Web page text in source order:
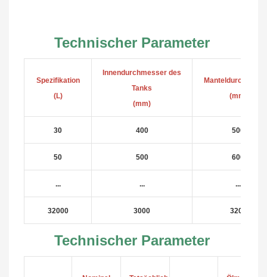
Technischer Parameter
Spezifikation
(L)
Innendurchmesser des
Tanks
(mm)
(mm)
30 400 500
50 500 600
... ... ...
32000 3000 3200
Technischer Parameter